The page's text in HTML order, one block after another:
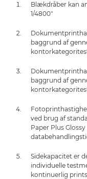
Blækdråber kan
1/4800"
baggrund af
baggrund af
ved brug af
Paper Plus
Sidekapacitet er
individuelle
kontinuerlig